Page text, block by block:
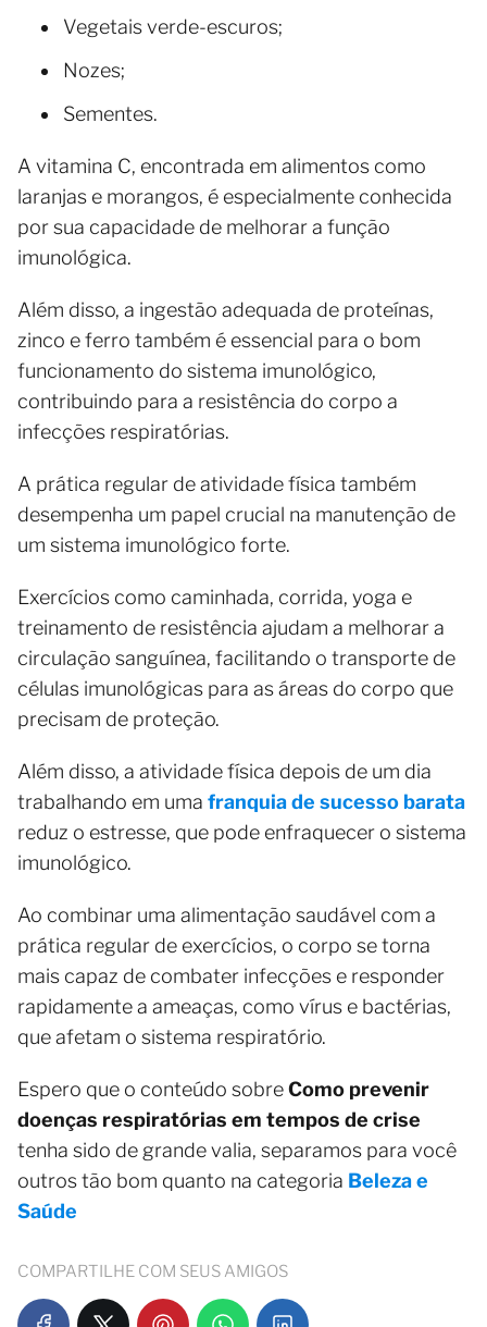
Vegetais verde-escuros;
Nozes;
Sementes.
A vitamina C, encontrada em alimentos como
laranjas e morangos, é especialmente conhecida
por sua capacidade de melhorar a função
imunológica.
Além disso, a ingestão adequada de proteínas,
zinco e ferro também é essencial para o bom
funcionamento do sistema imunológico,
contribuindo para a resistência do corpo a
infecções respiratórias.
A prática regular de atividade física também
desempenha um papel crucial na manutenção de
um sistema imunológico forte.
Exercícios como caminhada, corrida, yoga e
treinamento de resistência ajudam a melhorar a
circulação sanguínea, facilitando o transporte de
células imunológicas para as áreas do corpo que
precisam de proteção.
Além disso, a atividade física depois de um dia
trabalhando em uma franquia de sucesso barata
reduz o estresse, que pode enfraquecer o sistema
imunológico.
Ao combinar uma alimentação saudável com a
prática regular de exercícios, o corpo se torna
mais capaz de combater infecções e responder
rapidamente a ameaças, como vírus e bactérias,
que afetam o sistema respiratório.
Espero que o conteúdo sobreComo prevenir
doenças respiratórias em tempos de crise
tenha sido de grande valia, separamos para você
outros tão bom quanto na categoria Beleza e
Saúde
COMPARTILHE COM SEUS AMIGOS